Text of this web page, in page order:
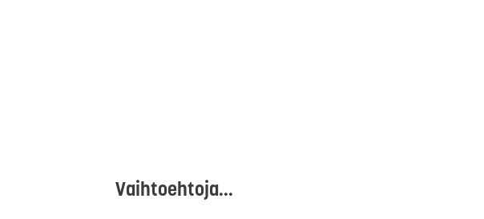
Vaihtoehtoja...